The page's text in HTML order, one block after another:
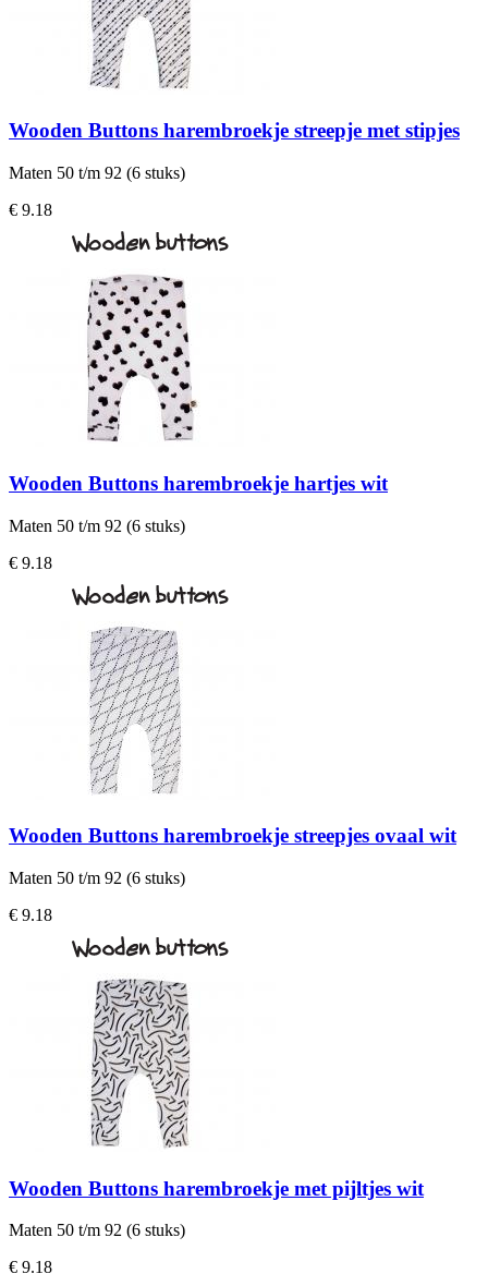
Wooden Buttons harembroekje streepje met stipjes
Maten 50 t/m 92 (6 stuks)
€ 9.18
Wooden Buttons harembroekje hartjes wit
Maten 50 t/m 92 (6 stuks)
€ 9.18
Wooden Buttons harembroekje streepjes ovaal wit
Maten 50 t/m 92 (6 stuks)
€ 9.18
Wooden Buttons harembroekje met pijltjes wit
Maten 50 t/m 92 (6 stuks)
€ 9.18